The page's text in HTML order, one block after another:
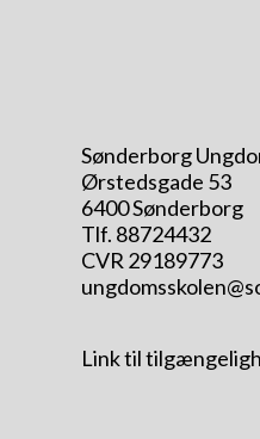
Sønderborg
Ørstedsgade 53
6400 Sønderborg
Tlf. 88724432
CVR 29189773
Link til